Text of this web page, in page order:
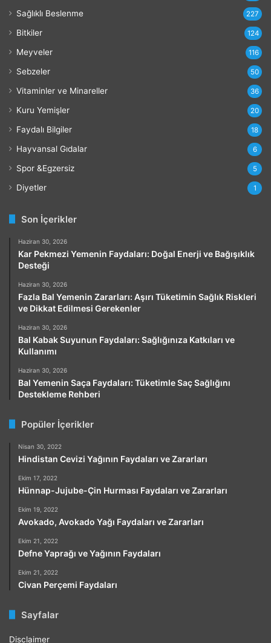
Sağlıklı Beslenme 227
Bitkiler 124
Meyveler 116
Sebzeler 50
Vitaminler ve Minareller 36
Kuru Yemişler 20
Faydalı Bilgiler 18
Hayvansal Gıdalar 6
Spor &Egzersiz 5
Diyetler 1
Son İçerikler
Haziran 30, 2026
Kar Pekmezi Yemenin Faydaları: Doğal Enerji ve Bağışıklık
Desteği
Haziran 30, 2026
Fazla Bal Yemenin Zararları: Aşırı Tüketimin Sağlık Riskleri
ve Dikkat Edilmesi Gerekenler
Haziran 30, 2026
Bal Kabak Suyunun Faydaları: Sağlığınıza Katkıları ve
Kullanımı
Haziran 30, 2026
Bal Yemenin Saça Faydaları: Tüketimle Saç Sağlığını
Destekleme Rehberi
Popüler İçerikler
Nisan 30, 2022
Hindistan Cevizi Yağının Faydaları ve Zararları
Ekim 17, 2022
Hünnap-Jujube-Çin Hurması Faydaları ve Zararları
Ekim 19, 2022
Avokado, Avokado Yağı Faydaları ve Zararları
Ekim 21, 2022
Defne Yaprağı ve Yağının Faydaları
Ekim 21, 2022
Civan Perçemi Faydaları
Sayfalar
Disclaimer